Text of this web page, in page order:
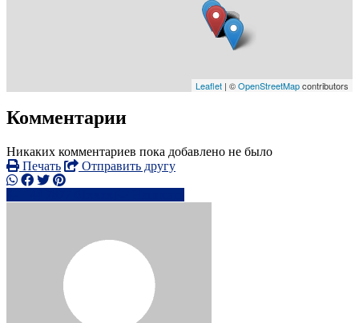
Leaflet | ©OpenStreetMapcontributors
Комментарии
Никаких комментариев пока добавлено не было
Печать
Отправить другу